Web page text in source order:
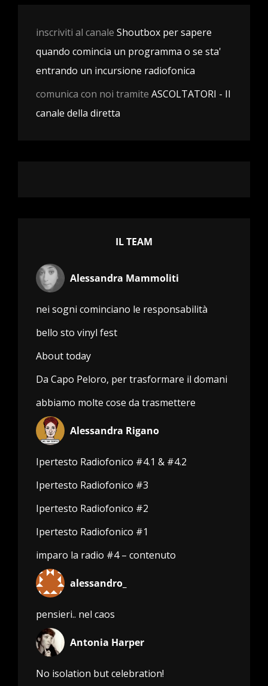
inscriviti al canale Shoutbox per sapere
quando comincia un programma o se sta'
entrando un incursione radiofonica
comunica con noi tramite ASCOLTATORI - Il
canale della diretta
IL TEAM
Alessandra Mammoliti
nei sogni cominciano le responsabilità
bello sto vinyl fest
About today
Da Capo Peloro, per trasformare il domani
abbiamo molte cose da trasmettere
Alessandra Rigano
Ipertesto Radiofonico #4.1 & #4.2
Ipertesto Radiofonico #3
Ipertesto Radiofonico #2
Ipertesto Radiofonico #1
imparo la radio #4 – contenuto
alessandro_
pensieri.. nel caos
Antonia Harper
No isolation but celebration!